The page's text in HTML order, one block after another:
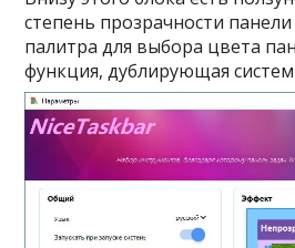
степень прозрачности
палитра для выбора цвета
функция, дублирующая